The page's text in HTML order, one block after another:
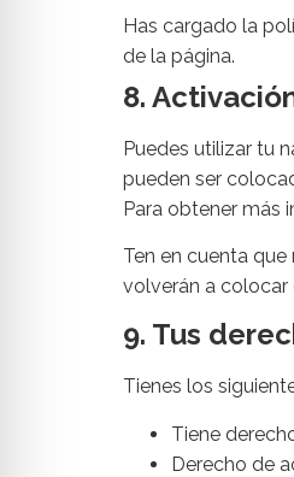
Has cargado la
de la página.
8.
Puedes utilizar tu
pueden ser
Para obtener más
Ten en cuenta
volverán a colocar
9. Tus
Tienes los
Tiene
Derecho de